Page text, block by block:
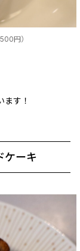
円）
す！
ケーキ